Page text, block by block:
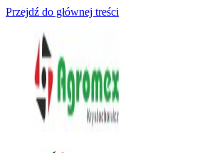
Przejdź do głównej treści